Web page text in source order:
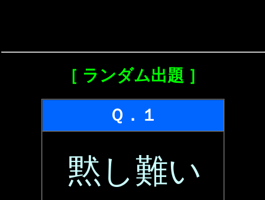
［ ランダム出題 ］
Ｑ．１
黙し難い